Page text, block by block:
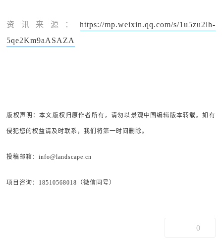
资讯来源： https://mp.weixin.qq.com/s/1u5zu2lh-
5qe2Km9aASAZA
版权声明：本文版权归原作者所有，请勿以景观中国编辑版本转载。如有
侵犯您的权益请及时联系，我们将第一时间删除。
投稿邮箱：info@landscape.cn
项目咨询：18510568018（微信同号）
0